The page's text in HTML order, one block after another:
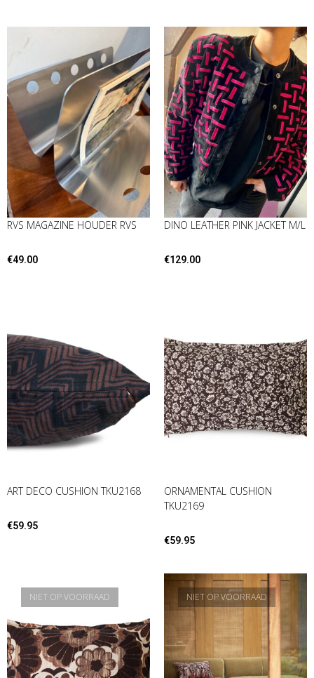
RVS MAGAZINE HOUDER RVS
€49.00
DINO LEATHER PINK JACKET M/L
€129.00
ART DECO CUSHION TKU2168
€59.95
ORNAMENTAL CUSHION
TKU2169
€59.95
NIET OP VOORRAAD NIET OP VOORRAAD